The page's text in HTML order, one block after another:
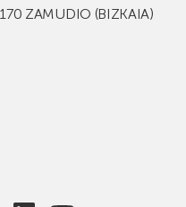
ZAMUDIO (BIZKAIA)